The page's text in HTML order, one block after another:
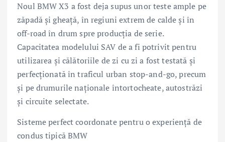
Noul BMW X3 a fost deja supus unor teste ample pe
zăpadă şi gheaţă, în regiuni extrem de calde şi în
off-road în drum spre producţia de serie.
Capacitatea modelului SAV de a fi potrivit pentru
utilizarea şi călătoriile de zi cu zi a fost testată şi
perfecţionată în traficul urban stop-and-go, precum
şi pe drumurile naţionale întortocheate, autostrăzi
şi circuite selectate.
Sisteme perfect coordonate pentru o experienţă de
condus tipică BMW